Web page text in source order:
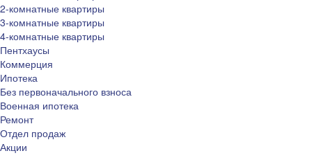
2-комнатные квартиры
3-комнатные квартиры
4-комнатные квартиры
Пентхаусы
Коммерция
Ипотека
Без первоначального взноса
Военная ипотека
Ремонт
Отдел продаж
Акции